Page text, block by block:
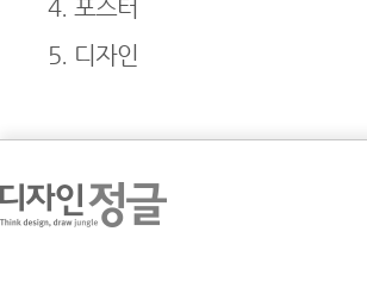
4. 포스터
5. 디자인